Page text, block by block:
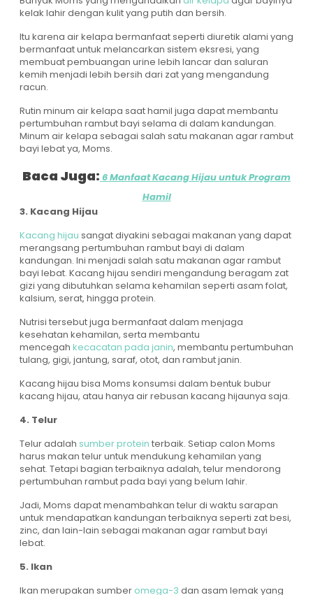
kelak lahir dengan kulit yang putih dan bersih.
Itu karena air kelapa bermanfaat seperti diuretik alami yang
bermanfaat untuk melancarkan sistem eksresi, yang
membuat pembuangan urine lebih lancar dan saluran
kemih menjadi lebih bersih dari zat yang mengandung
racun.
Rutin minum air kelapa saat hamil juga dapat membantu
pertumbuhan rambut bayi selama di dalam kandungan.
Minum air kelapa sebagai salah satu makanan agar rambut
bayi lebat ya, Moms.
Baca Juga: 6 Manfaat Kacang Hijau untuk Program
Hamil
3. Kacang Hijau
Kacang hijau sangat diyakini sebagai makanan yang dapat
merangsang pertumbuhan rambut bayi di dalam
kandungan. Ini menjadi salah satu makanan agar rambut
bayi lebat. Kacang hijau sendiri mengandung beragam zat
gizi yang dibutuhkan selama kehamilan seperti asam folat,
kalsium, serat, hingga protein.
Nutrisi tersebut juga bermanfaat dalam menjaga
kesehatan kehamilan, serta membantu
mencegah kecacatan pada janin, membantu pertumbuhan
tulang, gigi, jantung, saraf, otot, dan rambut janin.
Kacang hijau bisa Moms konsumsi dalam bentuk bubur
kacang hijau, atau hanya air rebusan kacang hijaunya saja.
4. Telur
Telur adalah sumber protein terbaik. Setiap calon Moms
harus makan telur untuk mendukung kehamilan yang
sehat. Tetapi bagian terbaiknya adalah, telur mendorong
pertumbuhan rambut pada bayi yang belum lahir.
Jadi, Moms dapat menambahkan telur di waktu sarapan
untuk mendapatkan kandungan terbaiknya seperti zat besi,
zinc, dan lain-lain sebagai makanan agar rambut bayi
lebat.
5. Ikan
Ikan merupakan sumber omega-3 dan asam lemak yang